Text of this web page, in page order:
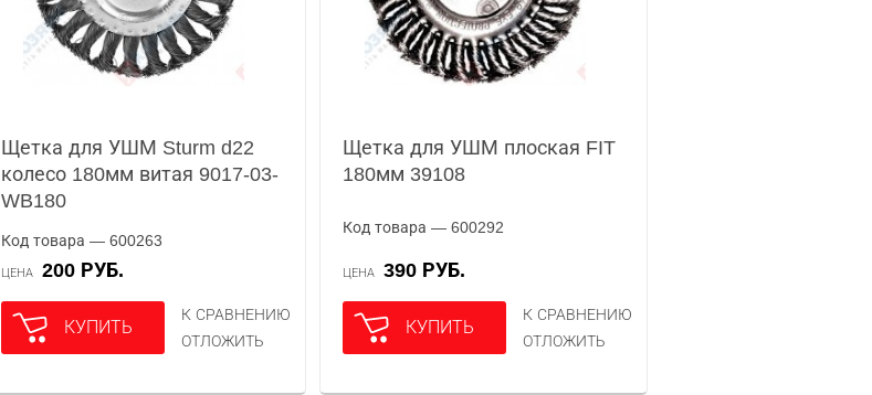
Щетка для УШМ Sturm d22
колесо 180мм витая 9017-03-
WB180
Код товара — 600263
ЦЕНА 200 РУБ.
КУПИТЬ
К СРАВНЕНИЮ
ОТЛОЖИТЬ
Щетка для УШМ плоская FIT
180мм 39108
Код товара — 600292
ЦЕНА 390 РУБ.
КУПИТЬ
К СРАВНЕНИЮ
ОТЛОЖИТЬ